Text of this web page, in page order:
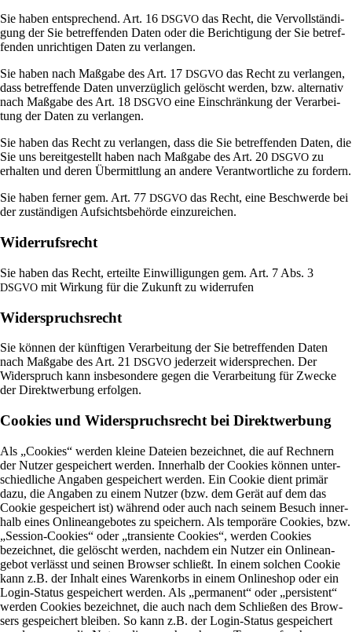
Sie haben ent­spre­chend. Art. 16 DSGVO das Recht, die Ver­voll­stän­di­
gung der Sie betref­fenden Daten oder die Berich­ti­gung der Sie betref­
fenden unrich­tigen Daten zu verlangen.
Sie haben nach Maß­gabe des Art. 17 DSGVO das Recht zu ver­langen,
dass betref­fende Daten unver­züg­lich gelöscht werden, bzw. alter­nativ
nach Maß­gabe des Art. 18 DSGVO eine Ein­schrän­kung der Ver­ar­bei­
tung der Daten zu verlangen.
Sie haben das Recht zu ver­langen, dass die Sie betref­fenden Daten, die
Sie uns bereit­ge­stellt haben nach Maß­gabe des Art. 20 DSGVO zu
erhalten und deren Über­mitt­lung an andere Ver­ant­wort­liche zu fordern.
Sie haben ferner gem. Art. 77 DSGVO das Recht, eine Beschwerde bei
der zustän­digen Auf­sichts­be­hörde einzureichen.
Widerrufsrecht
Sie haben das Recht, erteilte Ein­wil­li­gungen gem. Art. 7 Abs. 3
DSGVO mit Wir­kung für die Zukunft zu widerrufen
Widerspruchsrecht
Sie können der künf­tigen Ver­ar­bei­tung der Sie betref­fenden Daten
nach Maß­gabe des Art. 21 DSGVO jeder­zeit wider­spre­chen. Der
Wider­spruch kann ins­be­son­dere gegen die Ver­ar­bei­tung für Zwecke
der Direkt­wer­bung erfolgen.
Cookies und Widerspruchsrecht bei Direktwerbung
Als „Coo­kies“ werden kleine Dateien bezeichnet, die auf Rech­nern
der Nutzer gespei­chert werden. Inner­halb der Coo­kies können unter­
schied­liche Angaben gespei­chert werden. Ein Cookie dient primär
dazu, die Angaben zu einem Nutzer (bzw. dem Gerät auf dem das
Cookie gespei­chert ist) wäh­rend oder auch nach seinem Besuch inner­
halb eines Online­an­ge­botes zu spei­chern. Als tem­po­räre Coo­kies, bzw.
„Ses­sion-Coo­kies“ oder „tran­si­ente Coo­kies“, werden Coo­kies
bezeichnet, die gelöscht werden, nachdem ein Nutzer ein Online­an­
gebot ver­lässt und seinen Browser schließt. In einem sol­chen Cookie
kann z.B. der Inhalt eines Waren­korbs in einem Online­shop oder ein
Login-Status gespei­chert werden. Als „per­ma­nent“ oder „per­si­stent“
werden Coo­kies bezeichnet, die auch nach dem Schließen des Brow­
sers gespei­chert bleiben. So kann z.B. der Login-Status gespei­chert